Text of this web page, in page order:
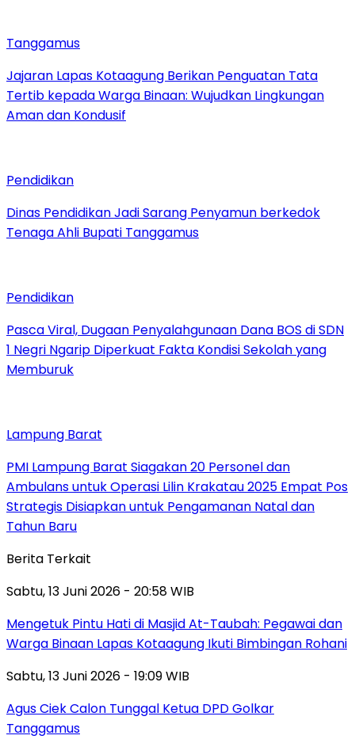
Tanggamus
Jajaran Lapas Kotaagung Berikan Penguatan Tata
Tertib kepada Warga Binaan: Wujudkan Lingkungan
Aman dan Kondusif
Pendidikan
Dinas Pendidikan Jadi Sarang Penyamun berkedok
Tenaga Ahli Bupati Tanggamus
Pendidikan
Pasca Viral, Dugaan Penyalahgunaan Dana BOS di SDN
1 Negri Ngarip Diperkuat Fakta Kondisi Sekolah yang
Memburuk
Lampung Barat
PMI Lampung Barat Siagakan 20 Personel dan
Ambulans untuk Operasi Lilin Krakatau 2025 Empat Pos
Strategis Disiapkan untuk Pengamanan Natal dan
Tahun Baru
Berita Terkait
Sabtu, 13 Juni 2026 - 20:58 WIB
Mengetuk Pintu Hati di Masjid At-Taubah: Pegawai dan
Warga Binaan Lapas Kotaagung Ikuti Bimbingan Rohani
Sabtu, 13 Juni 2026 - 19:09 WIB
Agus Ciek Calon Tunggal Ketua DPD Golkar
Tanggamus